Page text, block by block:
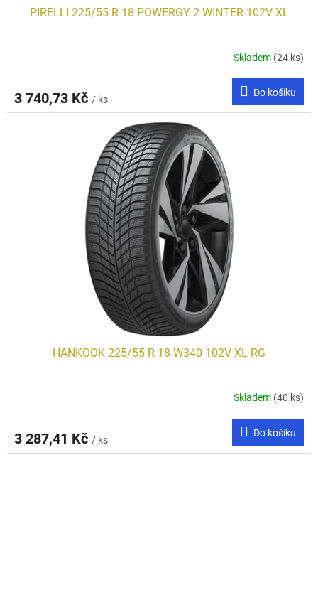
PIRELLI 225/55 R 18 POWERGY 2 WINTER 102V XL
Skladem (24 ks)
3 740,73 Kč / ks
Do košíku
HANKOOK 225/55 R 18 W340 102V XL RG
Skladem (40 ks)
3 287,41 Kč / ks
Do košíku